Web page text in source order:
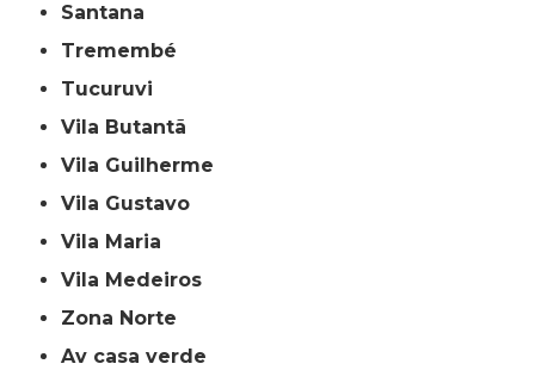
Santana
Tremembé
Tucuruvi
Vila Butantã
Vila Guilherme
Vila Gustavo
Vila Maria
Vila Medeiros
Zona Norte
av casa verde